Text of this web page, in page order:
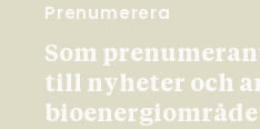
Prenumerera
Som
till nyheter och